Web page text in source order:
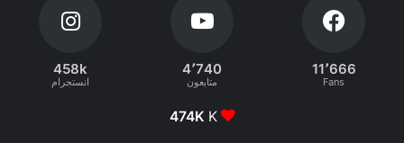
11٬666
Fans
4٬740
متابعون
458k
انستجرام
474K K